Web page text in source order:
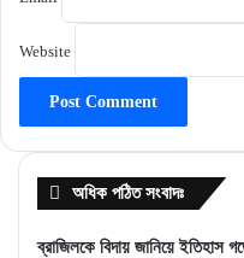
Website
অধিক পঠিত সংবাদঃ
ব্রাজিলকে বিদায় জানিয়ে ইতিহাস